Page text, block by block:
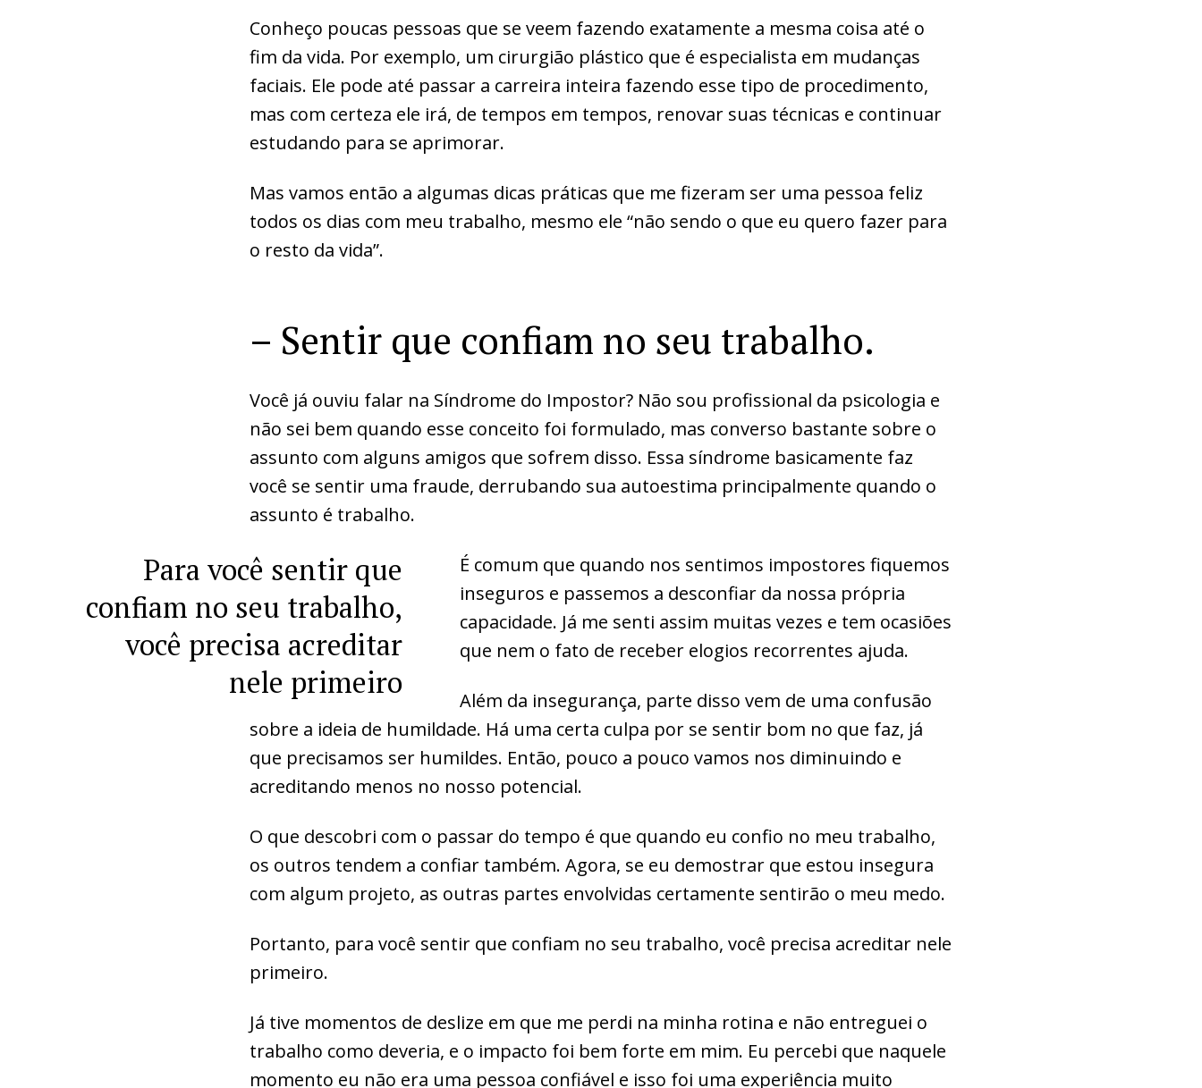
Conheço poucas pessoas que se veem fazendo exatamente a mesma coisa até o
fim da vida. Por exemplo, um cirurgião plástico que é especialista em mudanças
faciais. Ele pode até passar a carreira inteira fazendo esse tipo de procedimento,
mas com certeza ele irá, de tempos em tempos, renovar suas técnicas e continuar
estudando para se aprimorar.
Mas vamos então a algumas dicas práticas que me fizeram ser uma pessoa feliz
todos os dias com meu trabalho, mesmo ele “não sendo o que eu quero fazer para
o resto da vida”.
– Sentir que confiam no seu trabalho.
Você já ouviu falar na Síndrome do Impostor? Não sou profissional da psicologia e
não sei bem quando esse conceito foi formulado, mas converso bastante sobre o
assunto com alguns amigos que sofrem disso. Essa síndrome basicamente faz
você se sentir uma fraude, derrubando sua autoestima principalmente quando o
assunto é trabalho.
Para você sentir que
confiam no seu trabalho,
você precisa acreditar
nele primeiro
É comum que quando nos sentimos impostores fiquemos
inseguros e passemos a desconfiar da nossa própria
capacidade. Já me senti assim muitas vezes e tem ocasiões
que nem o fato de receber elogios recorrentes ajuda.
Além da insegurança, parte disso vem de uma confusão
sobre a ideia de humildade. Há uma certa culpa por se sentir bom no que faz, já
que precisamos ser humildes. Então, pouco a pouco vamos nos diminuindo e
acreditando menos no nosso potencial.
O que descobri com o passar do tempo é que quando eu confio no meu trabalho,
os outros tendem a confiar também. Agora, se eu demostrar que estou insegura
com algum projeto, as outras partes envolvidas certamente sentirão o meu medo.
Portanto, para você sentir que confiam no seu trabalho, você precisa acreditar nele
primeiro.
Já tive momentos de deslize em que me perdi na minha rotina e não entreguei o
trabalho como deveria, e o impacto foi bem forte em mim. Eu percebi que naquele
momento eu não era uma pessoa confiável e isso foi uma experiência muito